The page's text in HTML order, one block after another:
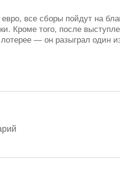
все сборы пойдут на
Кроме того, после
— он разыграл один